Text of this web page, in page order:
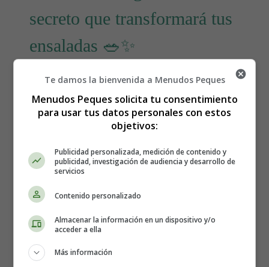
secreto que transformará tus
ensaladas 🥗✨
Te damos la bienvenida a Menudos Peques
Menudos Peques solicita tu consentimiento
para usar tus datos personales con estos
objetivos:
Publicidad personalizada, medición de contenido y
publicidad, investigación de audiencia y desarrollo de
servicios
Contenido personalizado
Almacenar la información en un dispositivo y/o
acceder a ella
Más información